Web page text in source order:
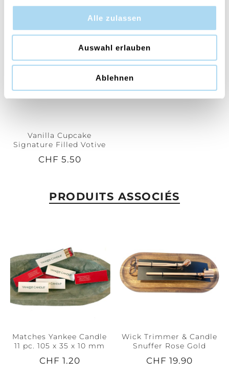
Alle zulassen
Auswahl erlauben
Ablehnen
Vanilla Cupcake
Signature Filled Votive
CHF 5.50
PRODUITS ASSOCIÉS
Matches Yankee Candle
11 pc. 105 x 35 x 10 mm
CHF 1.20
Wick Trimmer & Candle
Snuffer Rose Gold
CHF 19.90